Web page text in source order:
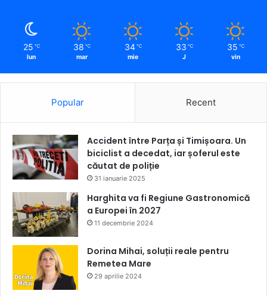
25 ℃
lun
38 ℃
mar
34 ℃
mie
33 ℃
J
35 ℃
vin
Popular Recent
Accident între Parța și Timișoara. Un
biciclist a decedat, iar șoferul este
căutat de poliție
31 ianuarie 2025
Harghita va fi Regiune Gastronomică
a Europei în 2027
11 decembrie 2024
Dorina Mihai, soluții reale pentru
Remetea Mare
29 aprilie 2024